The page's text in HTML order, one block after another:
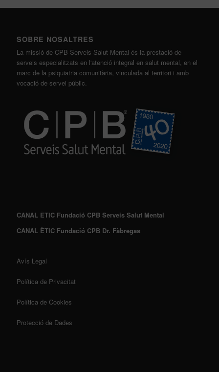
SOBRE NOSALTRES
La missió de CPB Serveis Salut Mental és la prestació de
serveis especialitzats en l'atenció integral en salut mental, en el
marc de la psiquiatria comunitària, vinculada al territori i amb
vocació de servei públic.
CANAL ÈTIC Fundació CPB Serveis Salut Mental
CANAL ÈTIC Fundació CPB Dr. Fàbregas
Avís Legal
Política de Privacitat
Política de Cookies
Protecció de Dades